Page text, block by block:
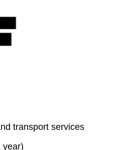
transport services
year)